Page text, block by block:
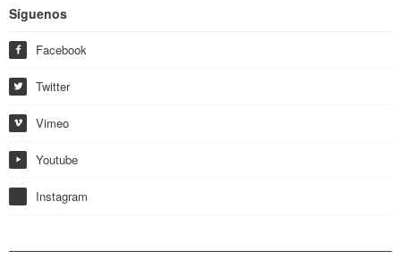
Síguenos
f Facebook
w Twitter
i Vimeo
y Youtube
Instagram